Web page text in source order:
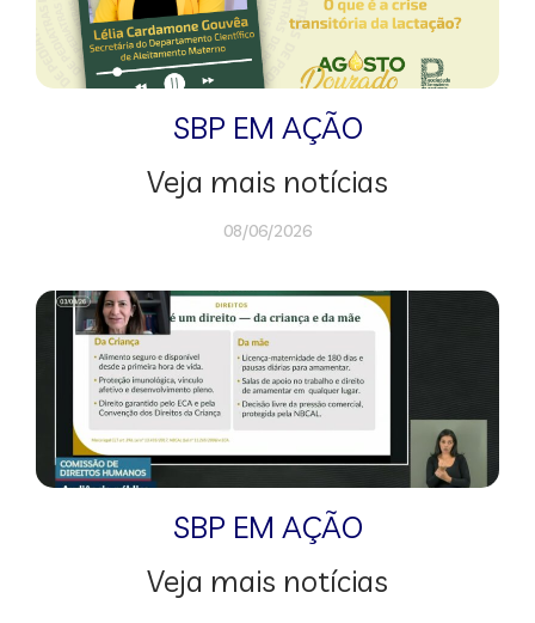
SBP EM AÇÃO
Veja mais notícias
08/06/2026
SBP EM AÇÃO
Veja mais notícias